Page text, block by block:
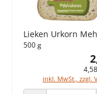
Lieken Urkorn
500 g
inkl. MwSt., zzgl.